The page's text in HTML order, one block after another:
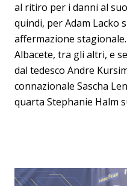
al ritiro per i danni al
quindi, per Adam Lacko
affermazione
Albacete, tra gli altri, e
dal tedesco Andre
connazionale Sascha
quarta Stephanie Halm